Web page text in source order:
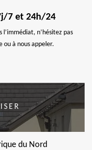
7 et 24h/24
l’immédiat, n’hésitez pas
ou à nous appeler.
du Nord